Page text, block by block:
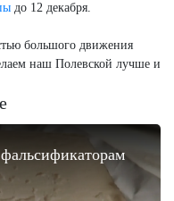
до 12 декабря.
большого движения
наш Полевской лучше и